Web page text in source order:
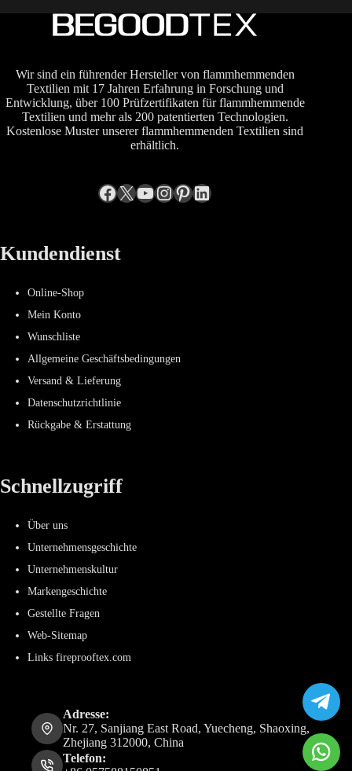
Wir sind ein führender Hersteller von flammhemmenden
Textilien mit 17 Jahren Erfahrung in Forschung und
Entwicklung, über 100 Prüfzertifikaten für flammhemmende
Textilien und mehr als 200 patentierten Technologien.
Kostenlose Muster unserer flammhemmenden Textilien sind
erhältlich.
Facebook
X YouTube
Instagram
Pinterest
LinkedIn
Kundendienst
Online-Shop
Mein Konto
Wunschliste
Allgemeine Geschäftsbedingungen
Versand & Lieferung
Datenschutzrichtlinie
Rückgabe & Erstattung
Schnellzugriff
Über uns
Unternehmensgeschichte
Unternehmenskultur
Markengeschichte
Gestellte Fragen
Web-Sitemap
Links fireprooftex.com
Adresse:
Nr. 27, Sanjiang East Road, Yuecheng, Shaoxing,
Zhejiang 312000, China
Telefon: